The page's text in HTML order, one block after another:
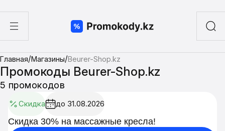
суши
Главная/Магазины/Beurer-Shop.kz
Промокоды Beurer-Shop.kz
5 промокодов
Скидка до 31.08.2026
Скидка 30% на массажные кресла!